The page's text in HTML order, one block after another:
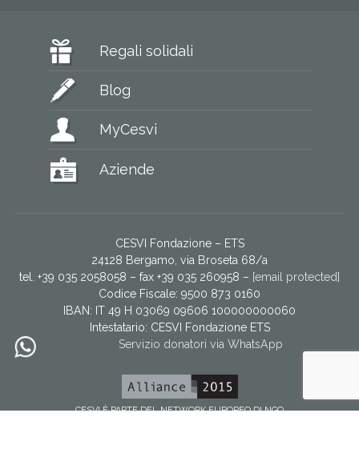
Regali solidali
Blog
MyCesvi
Aziende
CESVI Fondazione – ETS
24128 Bergamo, via Broseta 68/a
tel. +39 035 2058058 – fax +39 035 260958 – [email protected]
Codice Fiscale: 9500 873 0160
IBAN: IT 49 H 03069 09606 100000000060
Intestatario: CESVI Fondazione ETS
Servizio donatori via WhatsApp
CESVI È PARTE DEL NETWORK EUROPEO DI NGO